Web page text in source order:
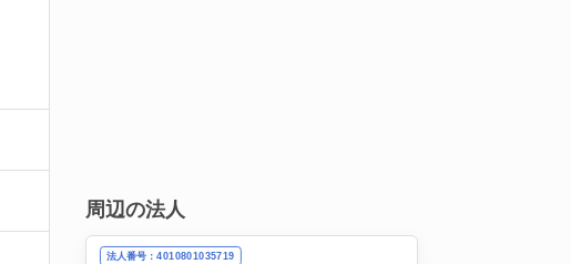
周辺の法人
法人番号：4010801035719